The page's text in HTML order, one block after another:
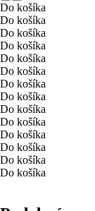
Do košíka
Do košíka
Do košíka
Do košíka
Do košíka
Do košíka
Do košíka
Do košíka
Do košíka
Do košíka
Do košíka
Do košíka
Do košíka
Do košíka